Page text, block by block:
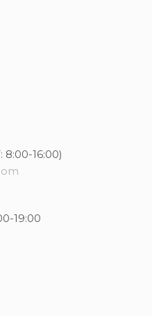
8:00-16:00)
19:00